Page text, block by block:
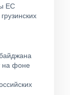
ЕС
на фоне